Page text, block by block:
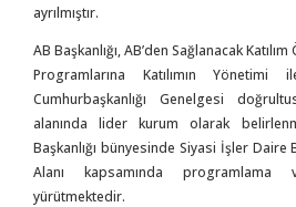
ayrılmıştır.
AB Başkanlığı, AB’den Sağlanacak
Programlarına Katılımın
Cumhurbaşkanlığı Genelgesi
alanında lider kurum olarak
Başkanlığı bünyesinde Siyasi İşler Daire
Alanı kapsamında programlama
yürütmektedir.